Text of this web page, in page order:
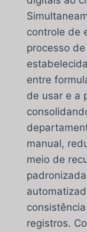
controle de
processo
entre
de usar e a
manual,
meio de
registros.